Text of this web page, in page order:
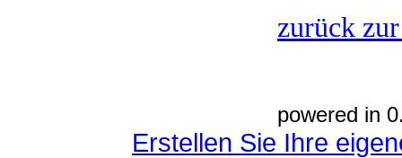
zurück
powered in
Erstellen Sie Ihre